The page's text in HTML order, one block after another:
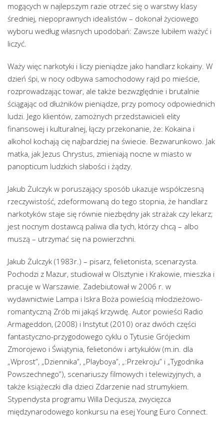
mogących w najlepszym razie otrzeć się o warstwy klasy
średniej, niepoprawnych idealistów – dokonał życiowego
wyboru według własnych upodobań: Zawsze lubiłem ważyć i
liczyć.
Waży więc narkotyki i liczy pieniądze jako handlarz kokainy. W
dzień śpi, w nocy odbywa samochodowy rajd po mieście,
rozprowadzając towar, ale także bezwzględnie i brutalnie
ściągając od dłużników pieniądze, przy pomocy odpowiednich
ludzi. Jego klientów, zamożnych przedstawicieli elity
finansowej i kulturalnej, łączy przekonanie, że: Kokaina i
alkohol kochają cię najbardziej na świecie. Bezwarunkowo. Jak
matka, jak Jezus Chrystus, zmieniają nocne w miasto w
panopticum ludzkich słabości i żądzy.
Jakub Żulczyk w poruszający sposób ukazuje współczesną
rzeczywistość, zdeformowaną do tego stopnia, że handlarz
narkotyków staje się równie niezbędny jak strażak czy lekarz;
jest nocnym dostawcą paliwa dla tych, którzy chcą – albo
muszą – utrzymać się na powierzchni.
Jakub Żulczyk (1983r.) – pisarz, felietonista, scenarzysta.
Pochodzi z Mazur, studiował w Olsztynie i Krakowie, mieszka i
pracuje w Warszawie. Zadebiutował w 2006 r. w
wydawnictwie Lampa i Iskra Boża powieścią młodzieżowo-
romantyczną Zrób mi jakąś krzywdę. Autor powieści Radio
Armageddon, (2008) i Instytut (2010) oraz dwóch części
fantastyczno-przygodowego cyklu o Tytusie Grójeckim
Zmorojewo i Świątynia, felietonów i artykułów (m.in. dla
„Wprost”, „Dziennika”, „Playboya”, „:Przekroju” i „Tygodnika
Powszechnego”), scenariuszy filmowych i telewizyjnych, a
także książeczki dla dzieci Zdarzenie nad strumykiem.
Stypendysta programu Willa Decjusza, zwycięzca
międzynarodowego konkursu na esej Young Euro Connect.